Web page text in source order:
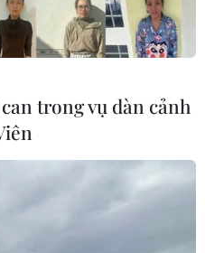
trong vụ dàn cảnh